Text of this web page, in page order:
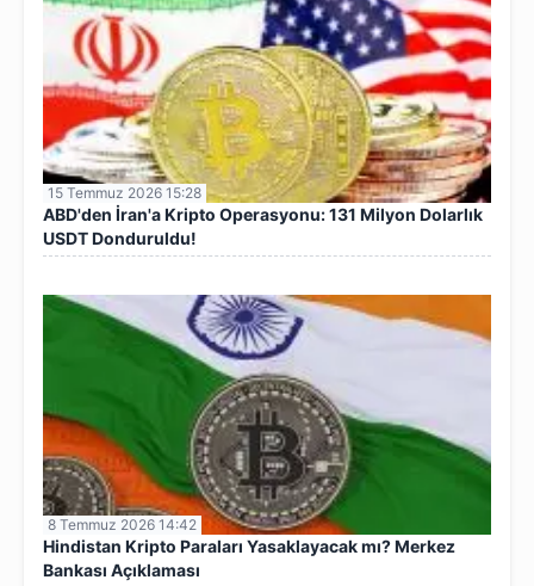
15 Temmuz 2026 15:28
ABD'den İran'a Kripto Operasyonu: 131 Milyon Dolarlık
USDT Donduruldu!
8 Temmuz 2026 14:42
Hindistan Kripto Paraları Yasaklayacak mı? Merkez
Bankası Açıklaması